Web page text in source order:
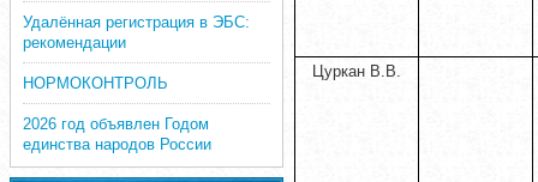
Удалённая регистрация в ЭБС:
рекомендации
НОРМОКОНТРОЛЬ
2026 год объявлен Годом
единства народов России
Цуркан В.В.